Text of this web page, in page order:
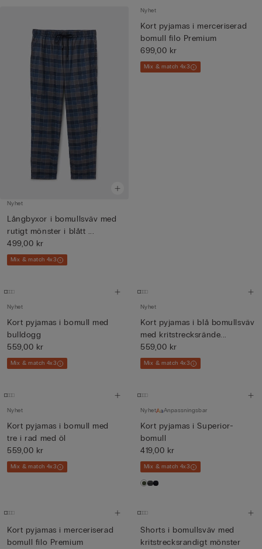
Nyhet
Långbyxor i bomullsväv med
rutigt mönster i blått ...
499,00 kr
Mix & match 4x3
Nyhet
Kort pyjamas i merceriserad
bomull filo Premium
699,00 kr
Mix & match 4x3
Nyhet
Kort pyjamas i bomull med
bulldogg
559,00 kr
Mix & match 4x3
Nyhet
Kort pyjamas i blå bomullsväv
med kritstrecksrände...
559,00 kr
Mix & match 4x3
Nyhet
Kort pyjamas i bomull med
tre i rad med öl
559,00 kr
Mix & match 4x3
Nyhet Anpassningsbar
Kort pyjamas i Superior-
bomull
419,00 kr
Mix & match 4x3
Kort pyjamas i merceriserad
bomull filo Premium
Shorts i bomullsväv med
kritstrecksrandigt mönster